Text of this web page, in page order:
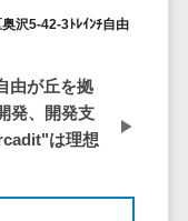
ム>
沢5-42-3ﾄﾚｲﾝﾁ自由
由が丘を拠
発、開発支
は理想